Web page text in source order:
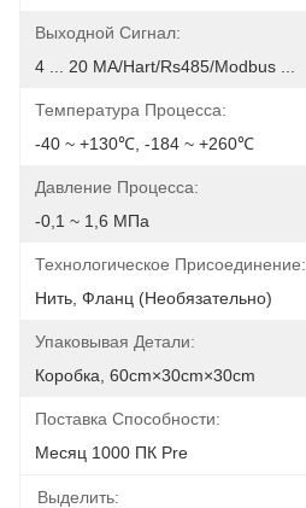
Выходной Сигнал:
4 ... 20 МА/hart/rs485/modbus ...
Температура Процесса:
-40 ~ +130℃, -184 ~ +260℃
Давление Процесса:
-0,1 ~ 1,6 МПа
Технологическое Присоединение:
Нить, Фланц (необязательно)
Упаковывая Детали:
Коробка, 60cm×30cm×30cm
Поставка Способности:
Месяц 1000 ПК Pre
Выделить: